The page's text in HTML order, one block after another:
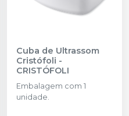
Cuba de Ultrassom
Cristófoli -
CRISTÓFOLI
Embalagem com 1
unidade.